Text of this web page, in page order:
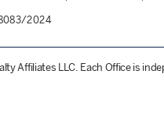
2024
Affiliates LLC. Each Office is